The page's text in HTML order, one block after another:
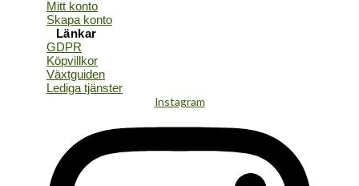
Mitt konto
Skapa konto
Länkar
GDPR
Köpvillkor
Växtguiden
Lediga tjänster
Instagram